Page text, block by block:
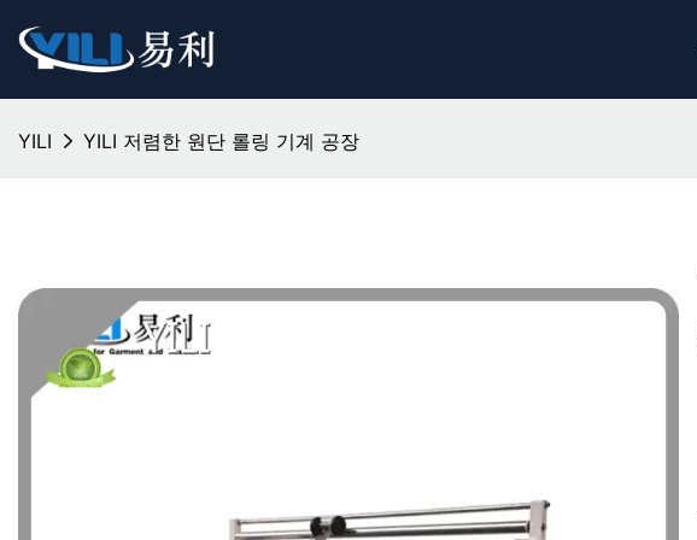
YILI YILI 저렴한 원단 롤링 기계 공장